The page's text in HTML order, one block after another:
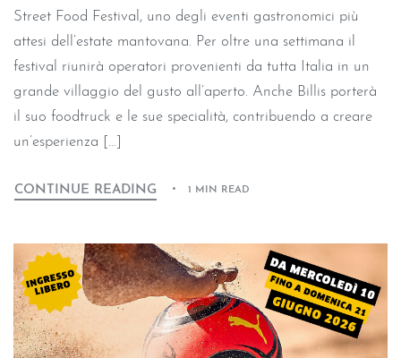
Street Food Festival, uno degli eventi gastronomici più
attesi dell’estate mantovana. Per oltre una settimana il
festival riunirà operatori provenienti da tutta Italia in un
grande villaggio del gusto all’aperto. Anche Billis porterà
il suo foodtruck e le sue specialità, contribuendo a creare
un’esperienza […]
CONTINUE READING 1 MIN READ